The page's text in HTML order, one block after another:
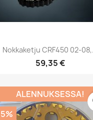
Nokkaketju CRF450 02-
59,35 €
ALENNUKSESSA!